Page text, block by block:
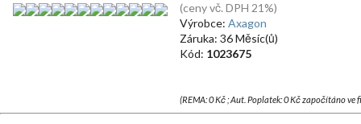
(ceny vč. DPH 21%)
Výrobce: Axagon
Záruka: 36 Měsíc(ů)
Kód: 1023675
(REMA: 0 Kč ; Aut. Poplatek: 0 Kč započítáno